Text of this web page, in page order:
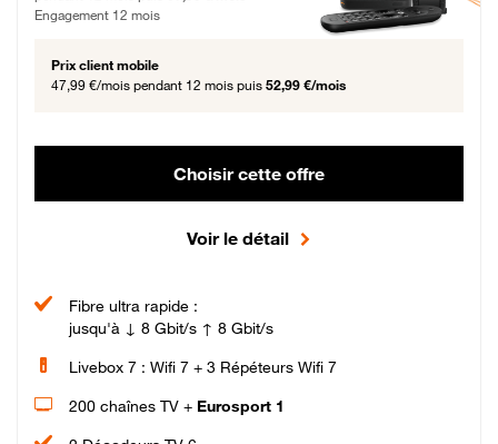
Engagement 12 mois
Prix client mobile
47,99 €/mois pendant 12 mois puis 52,99 €/mois
Choisir cette offre
Voir le détail
Fibre ultra rapide :
jusqu'à ↓ 8 Gbit/s ↑ 8 Gbit/s
Livebox 7 : Wifi 7 + 3 Répéteurs Wifi 7
200 chaînes TV + Eurosport 1